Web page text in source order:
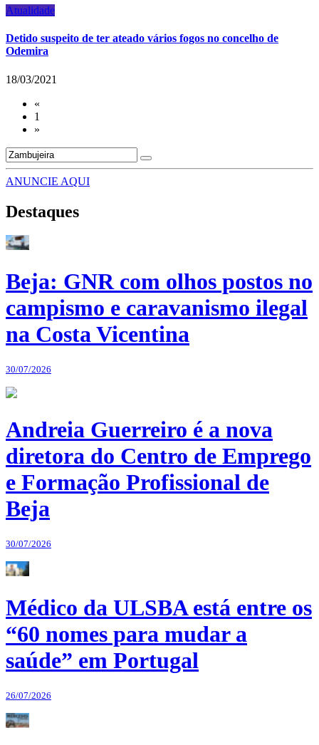
Atualidade
Detido suspeito de ter ateado vários fogos no concelho de
Odemira
18/03/2021
«
1
»
ANUNCIE AQUI
Destaques
Beja: GNR com olhos postos no
campismo e caravanismo ilegal
na Costa Vicentina
30/07/2026
Andreia Guerreiro é a nova
diretora do Centro de Emprego
e Formação Profissional de
Beja
30/07/2026
Médico da ULSBA está entre os
“60 nomes para mudar a
saúde” em Portugal
26/07/2026